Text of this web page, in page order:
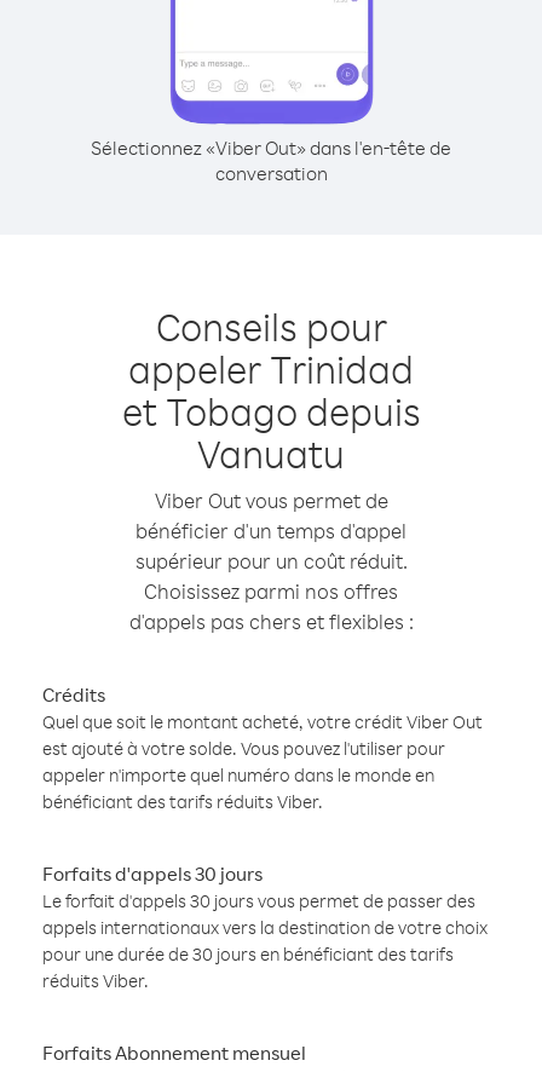
Sélectionnez «Viber Out» dans l'en-tête de
conversation
Conseils pour
appeler Trinidad
et Tobago depuis
Vanuatu
Viber Out vous permet de
bénéficier d'un temps d'appel
supérieur pour un coût réduit.
Choisissez parmi nos offres
d'appels pas chers et flexibles :
Crédits
Quel que soit le montant acheté, votre crédit Viber Out
est ajouté à votre solde. Vous pouvez l'utiliser pour
appeler n'importe quel numéro dans le monde en
bénéficiant des tarifs réduits Viber.
Forfaits d'appels 30 jours
Le forfait d'appels 30 jours vous permet de passer des
appels internationaux vers la destination de votre choix
pour une durée de 30 jours en bénéficiant des tarifs
réduits Viber.
Forfaits Abonnement mensuel